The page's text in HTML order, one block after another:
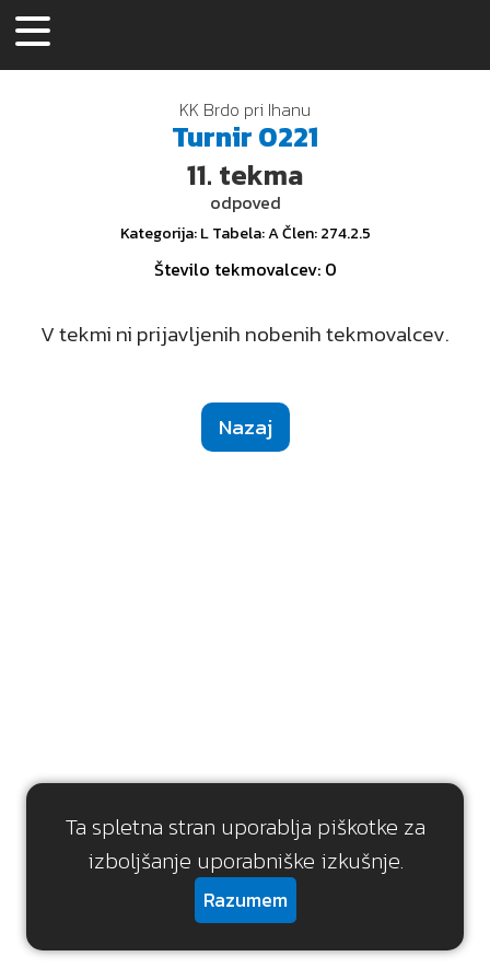
Ta spletna stran uporablja piškotke za
izboljšanje uporabniške izkušnje.
Razumem
KK Brdo pri Ihanu
Turnir0221
11. tekma
odpoved
Kategorija: LTabela: AČlen: 274.2.5
Število tekmovalcev: 0
V tekmi ni prijavljenih nobenih tekmovalcev.
Nazaj